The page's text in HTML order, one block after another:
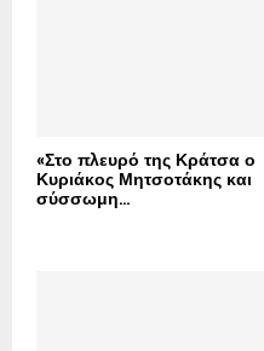
«Στο πλευρό της Κράτσα ο
Κυριάκος Μητσοτάκης και
σύσσωμη...